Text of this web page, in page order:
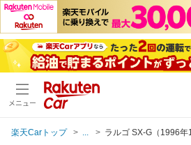
メニュー
楽天Carトップ ラルゴ SX-G（1996年